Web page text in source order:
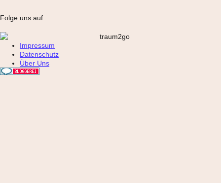
Folge uns auf
Impressum
Datenschutz
Über Uns